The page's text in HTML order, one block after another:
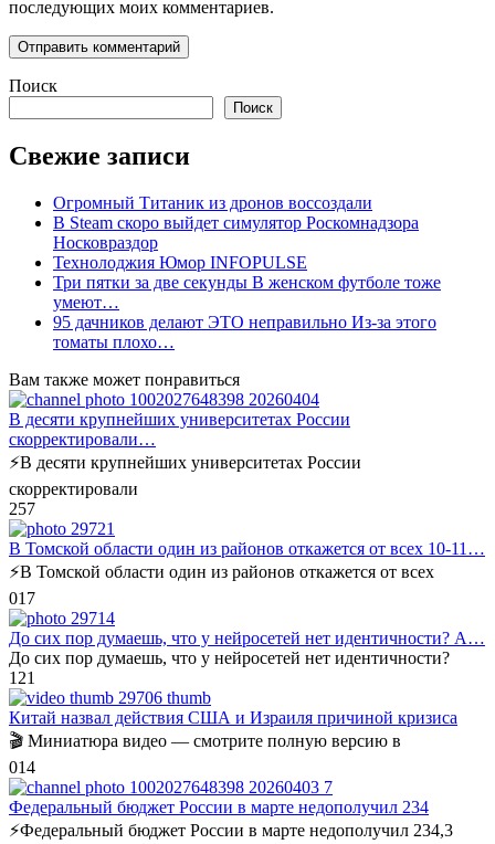
последующих моих комментариев.
Поиск
Поиск
Свежие записи
Огромный Титаник из дронов воссоздали
В Steam скоро выйдет симулятор Роскомнадзора
Носковраздор
Технолоджия Юмор INFOPULSE
Три пятки за две секунды В женском футболе тоже
умеют…
95 дачников делают ЭТО неправильно Из-за этого
томаты плохо…
Вам также может понравиться
В десяти крупнейших университетах России
скорректировали…
⚡️В десяти крупнейших университетах России
скорректировали
257
В Томской области один из районов откажется от всех 10-11…
⚡️В Томской области один из районов откажется от всех
017
До сих пор думаешь, что у нейросетей нет идентичности? А…
До сих пор думаешь, что у нейросетей нет идентичности?
1 21
Китай назвал действия США и Израиля причиной кризиса
🎬 Миниатюра видео — смотрите полную версию в
014
Федеральный бюджет России в марте недополучил 234
⚡️Федеральный бюджет России в марте недополучил 234,3